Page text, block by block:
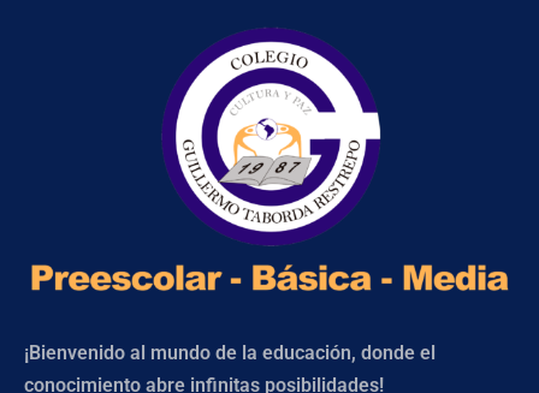
¡Bienvenido al mundo de la educación, donde el
conocimiento abre infinitas posibilidades!